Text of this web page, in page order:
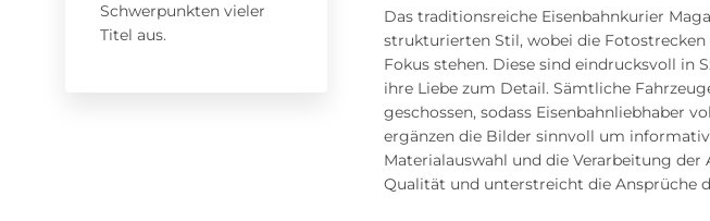
Schwerpunkten vieler
Titel aus.
Das traditionsreiche Eisenbahnkurier
strukturierten Stil, wobei die
Fokus stehen. Diese sind eindrucksvoll in
ihre Liebe zum Detail. Sämtliche
geschossen, sodass Eisenbahnliebhaber
ergänzen die Bilder sinnvoll um
Materialauswahl und die Verarbeitung der
Qualität und unterstreicht die Ansprüche